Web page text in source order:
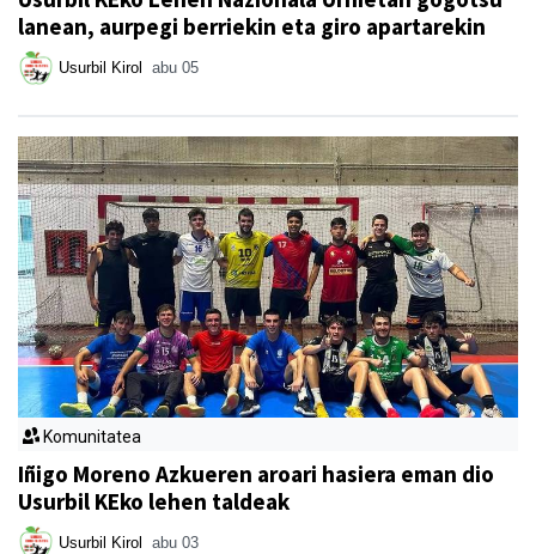
lanean, aurpegi berriekin eta giro apartarekin
Usurbil Kirol abu 05
Komunitatea
Iñigo Moreno Azkueren aroari hasiera eman dio
Usurbil KEko lehen taldeak
Usurbil Kirol abu 03